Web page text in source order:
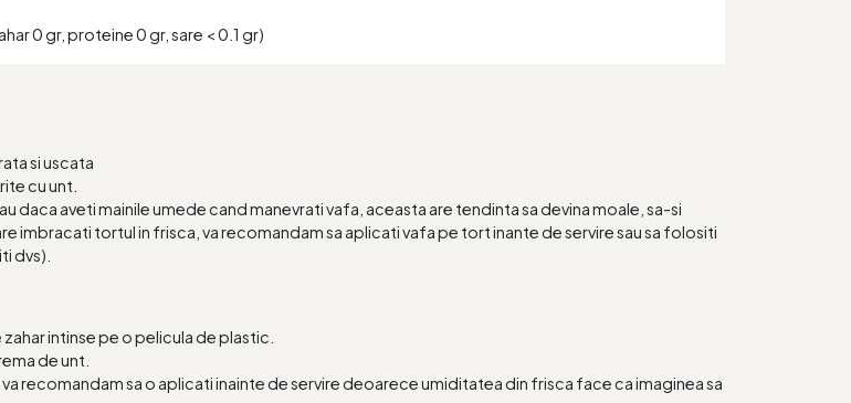
0 gr, proteine 0 gr, sare < 0.1 gr)
si uscata
cu unt.
daca aveti mainile umede cand manevrati vafa, aceasta are tendinta sa devina moale, sa-si
imbracati tortul in frisca, va recomandam sa aplicati vafa pe tort inante de servire sau sa folositi
dvs).
intinse pe o pelicula de plastic.
de unt.
recomandam sa o aplicati inainte de servire deoarece umiditatea din frisca face ca imaginea sa